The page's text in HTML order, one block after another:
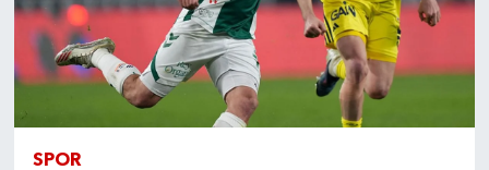
SPOR